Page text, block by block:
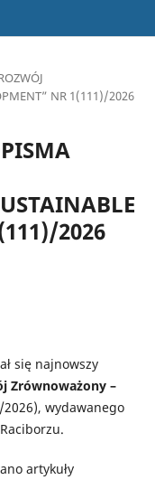
NR 1(111)/2026
2026
się najnowszy
Zrównoważony –
wydawanego
artykuły